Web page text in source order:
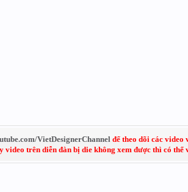
VietDesignerChannel để theo dõi các video
trên diễn đàn bị die không xem được thì có thể